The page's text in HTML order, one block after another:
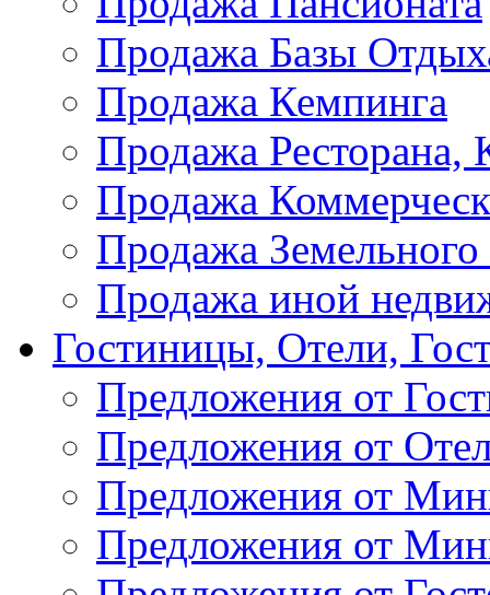
Продажа Базы
Продажа Кемпинга
Продажа Ресторана,
Продажа
Продажа Земельного
Продажа иной
Гостиницы, Отели,
Предложения от
Предложения от
Предложения от
Предложения от